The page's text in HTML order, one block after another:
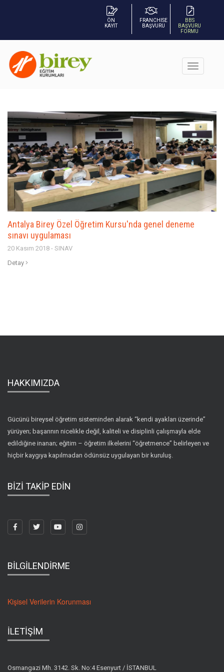
BBS
BAŞVURU
FORMU
FRANCHISE
BAŞVURU
ÖN
KAYIT
Antalya Birey Özel Öğretim Kursu'nda genel deneme
sınavı uygulaması
20 Kasım 2018 - SINAV
Detay
HAKKIMIZDA
Gücünü bireysel öğretim sisteminden alarak “kendi ayakları üzerinde”
yürüyen; başarının nicelikle değil, kaliteli ve disiplinli çalışmayla elde
edildiğine inanan; eğitim – öğretim ilkelerini “öğretmence” belirleyen ve
hiçbir kaygıya kapılmadan ödünsüz uygulayan bir kuruluş.
BİZİ TAKİP EDİN
BİLGİLENDİRME
Kişisel Verilerin Korunması
İLETİŞİM
Osmangazi Mh. 3142. Sk. No:4 Esenyurt / İSTANBUL